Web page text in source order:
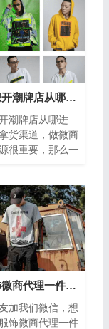
揭秘下想开潮牌店从哪进货，微商拿货渠道厂家一手货源
潮牌店从哪进
货渠道，做微商
很重要，那么一
面...
潮牌服饰微商代理一件代发谁做过？怎么样
加我们微信，想
饰微商代理一件